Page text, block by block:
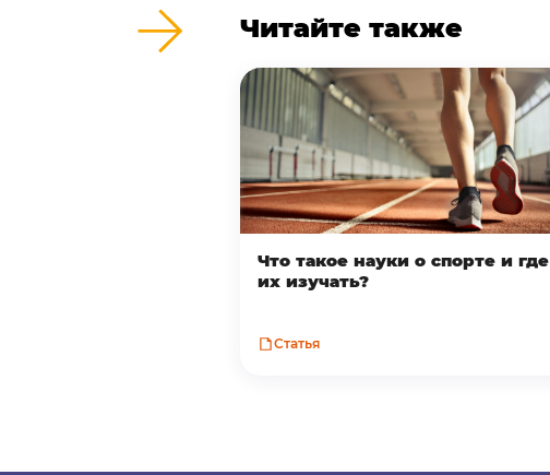
Читайте также
Что такое науки о спорте и где
их изучать?
Статья